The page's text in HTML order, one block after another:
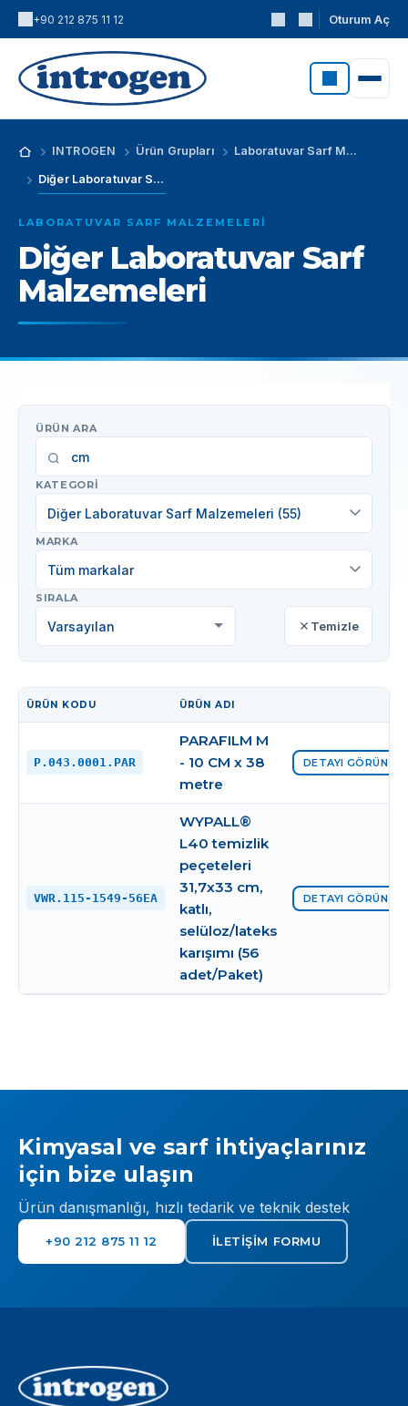
+90 212 875 11 12 Oturum Aç
INTROGEN Ürün Grupları Laboratuvar Sarf Malzemeleri
Diğer Laboratuvar Sarf Malzemeleri
LABORATUVAR SARF MALZEMELERI
Diğer Laboratuvar Sarf
Malzemeleri
ÜRÜN ARA
KATEGORI
Diğer Laboratuvar Sarf Malzemeleri (55)
MARKA
Tüm markalar
SIRALA
Temizle
ÜRÜN KODU ÜRÜN ADI
P.043.0001.PAR
PARAFILM M
- 10 CM x 38
metre
DETAYI
VWR.115-1549-56EA
WYPALL®
L40 temizlik
peçeteleri
31,7x33 cm,
katlı,
selüloz/lateks
karışımı (56
adet/Paket)
DETAYI
Kimyasal ve sarf ihtiyaçlarınız
için bize ulaşın
Ürün danışmanlığı, hızlı tedarik ve teknik destek
+90 212 875 11 12 İLETIŞIM FORMU